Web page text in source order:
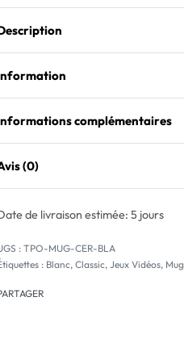
complémentaires
(0)
de livraison estimée: 5 jours
TPO-MUG-CER-BLA
: Blanc, Classic, Jeux Vidéos, Mug